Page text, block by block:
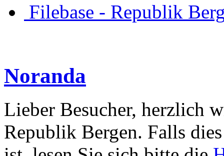
Filebase - Republik
Noranda
Lieber Besucher, herzlich
Republik Bergen. Falls